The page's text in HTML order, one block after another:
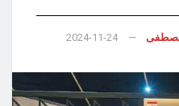
مصطفى 2024-11-24